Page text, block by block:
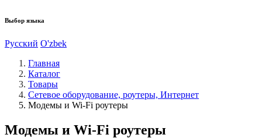
Выбор языка
Русский O'zbek
Главная
Каталог
Товары
Cетевое оборудование, роутеры, Интернет
Модемы и Wi-Fi роутеры
Модемы и Wi-Fi роутеры